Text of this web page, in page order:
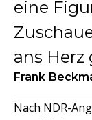
eine
ans Herz
Frank
Nach NDR-